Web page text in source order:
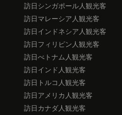
訪日シンガポール人観光客
訪日マレーシア人観光客
訪日インドネシア人観光客
訪日フィリピン人観光客
訪日べトナム人観光客
訪日インド人観光客
訪日トルコ人観光客
訪日アメリカ人観光客
訪日カナダ人観光客